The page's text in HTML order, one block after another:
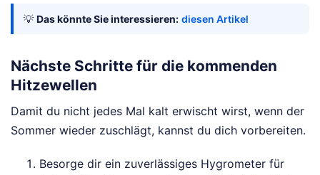
💡 Das könnte Sie interessieren: diesen Artikel
Nächste Schritte für die kommenden
Hitzewellen
Damit du nicht jedes Mal kalt erwischt wirst, wenn der
Sommer wieder zuschlägt, kannst du dich vorbereiten.
Besorge dir ein zuverlässiges Hygrometer für